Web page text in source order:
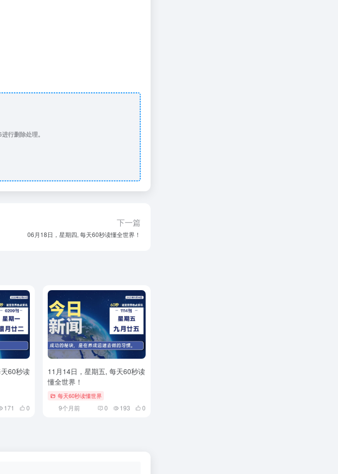
进行删除处理。
下一篇
06月18日，星期四, 每天60秒读懂全世界！
60秒读
171 0
11月14日，星期五, 每天60秒读
懂全世界！
每天60秒读懂世界
9个月前 0 193 0